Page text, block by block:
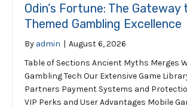
Odin’s Fortune: The Gateway
Themed Gambling Excellence
By admin | August 6, 2026
Table of Sections Ancient Myths Merges
Gambling Tech Our Extensive Game
Partners Payment Systems and
VIP Perks and User Advantages Mobile